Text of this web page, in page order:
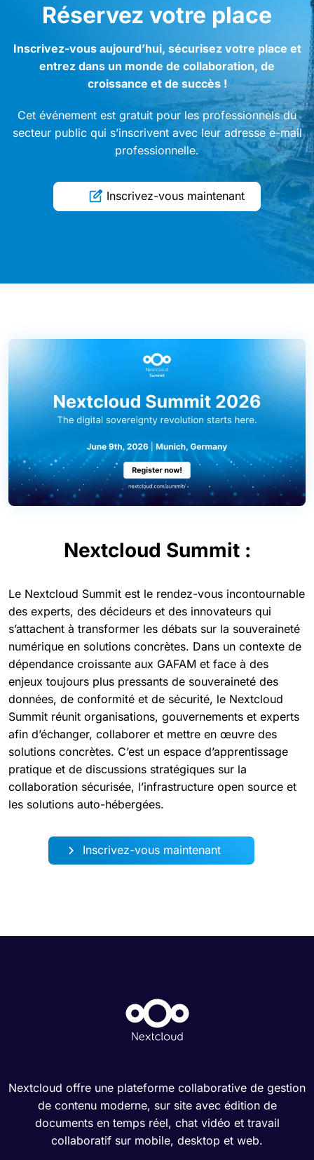
Réservez votre place
Inscrivez-vous aujourd’hui, sécurisez votre place et
entrez dans un monde de collaboration, de
croissance et de succès !
Cet événement est gratuit pour les professionnels du
secteur public qui s’inscrivent avec leur adresse e-mail
professionnelle.
Inscrivez-vous maintenant
Nextcloud Summit :
Le Nextcloud Summit est le rendez-vous incontournable
des experts, des décideurs et des innovateurs qui
s’attachent à transformer les débats sur la souveraineté
numérique en solutions concrètes. Dans un contexte de
dépendance croissante aux GAFAM et face à des
enjeux toujours plus pressants de souveraineté des
données, de conformité et de sécurité, le Nextcloud
Summit réunit organisations, gouvernements et experts
afin d’échanger, collaborer et mettre en œuvre des
solutions concrètes. C’est un espace d’apprentissage
pratique et de discussions stratégiques sur la
collaboration sécurisée, l’infrastructure open source et
les solutions auto-hébergées.
Inscrivez-vous maintenant
Nextcloud offre une plateforme collaborative de gestion
de contenu moderne, sur site avec édition de
documents en temps réel, chat vidéo et travail
collaboratif sur mobile, desktop et web.